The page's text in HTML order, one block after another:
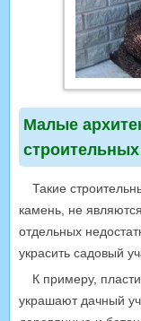
Малые
Такие
камень, не
отдельных
украсить садовый
К примеру,
украшают дачный